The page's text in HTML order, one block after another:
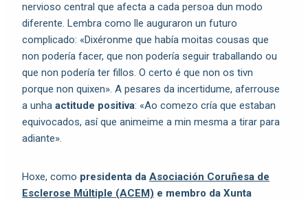
nervioso central que afecta a cada persoa dun modo
diferente. Lembra como lle auguraron un futuro
complicado: «Dixéronme que había moitas cousas que
non podería facer, que non podería seguir traballando ou
que non podería ter fillos. O certo é que non os tivn
porque non quixen». A pesares da incertidume, aferrouse
a unha actitude positiva: «Ao comezo cría que estaban
equivocados, así que animeime a min mesma a tirar para
adiante».
Hoxe, como presidenta da Asociación Coruñesa de
Esclerose Múltiple (ACEM) e membro da Xunta